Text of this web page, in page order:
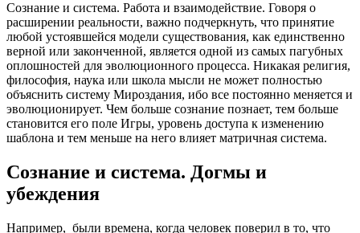
Сознание и система. Работа и взаимодействие. Говоря о
расширении реальности, важно подчеркнуть, что принятие
любой устоявшейся модели существования, как единственно
верной или законченной, является одной из самых пагубных
оплошностей для эволюционного процесса. Никакая религия,
философия, наука или школа мысли не может полностью
объяснить систему Мироздания, ибо все постоянно меняется и
эволюционирует. Чем больше сознание познает, тем больше
становится его поле Игры, уровень доступа к изменению
шаблона и тем меньше на него влияет матричная система.
Сознание и система. Догмы и
убеждения
Например, были времена, когда человек поверил в то, что